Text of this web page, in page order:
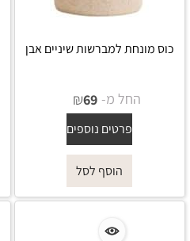
כוס מונחת למברשות שיניים אבן
החל מ- ₪69
פרטים נוספים
הוסף לסל